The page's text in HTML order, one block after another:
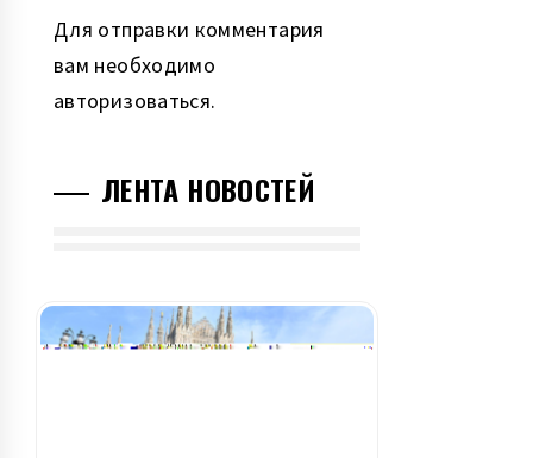
Для отправки комментария
вам необходимо
авторизоваться.
ЛЕНТА НОВОСТЕЙ